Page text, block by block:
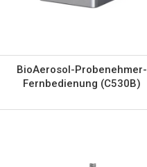
BioAerosol-Probenehmer-
Fernbedienung (C530B)